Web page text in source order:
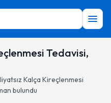
Tedavisi,
Kalça Kireçlenmesi
bulundu